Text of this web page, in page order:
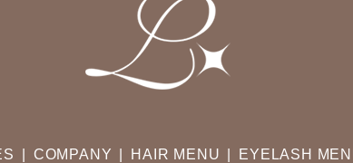
COMPANY HAIR MENU EYELASH